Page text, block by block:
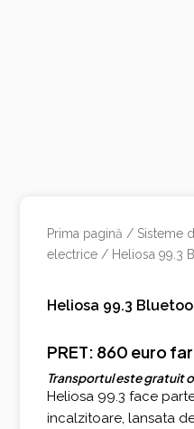
Prima pagină / Sisteme
electrice / Heliosa 99.3
Heliosa 99.3
PRET: 860 euro
Transportul este gratuit
Heliosa 99.3 face
incalzitoare, lansata